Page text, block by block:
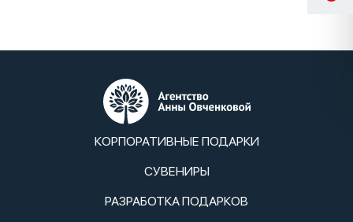
КОРПОРАТИВНЫЕ ПОДАРКИ
СУВЕНИРЫ
РАЗРАБОТКА ПОДАРКОВ